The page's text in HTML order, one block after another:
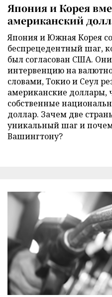
Япония и Корея
американский
Япония и Южная Корея
беспрецедентный шаг,
был согласован США.
интервенцию на
словами, Токио и Сеул
американские доллары,
собственные
доллар. Зачем две
уникальный шаг и
Вашингтону?